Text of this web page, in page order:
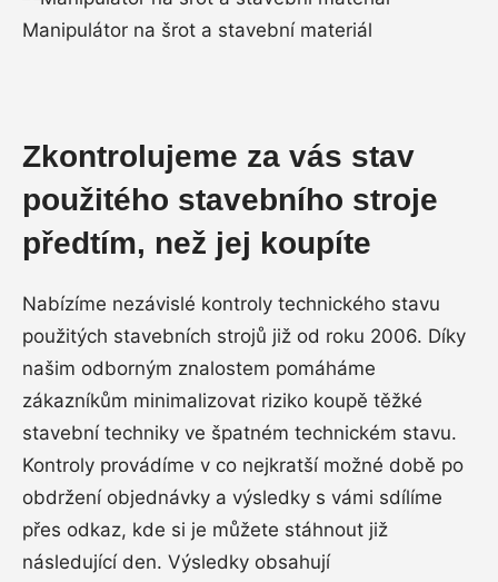
Manipulátor na šrot a stavební materiál
Zkontrolujeme za vás stav
použitého stavebního stroje
předtím, než jej koupíte
Nabízíme nezávislé kontroly technického stavu
použitých stavebních strojů již od roku 2006. Díky
našim odborným znalostem pomáháme
zákazníkům minimalizovat riziko koupě těžké
stavební techniky ve špatném technickém stavu.
Kontroly provádíme v co nejkratší možné době po
obdržení objednávky a výsledky s vámi sdílíme
přes odkaz, kde si je můžete stáhnout již
následující den. Výsledky obsahují